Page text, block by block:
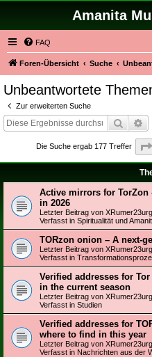
Amanita
FAQ
Foren-Übersicht Suche
Unbeantwortete
Zur erweiterten Suche
Suche
Die Suche ergab 177 Treffer
Active mirrors for TorZon
in 2026
Letzter Beitrag von
Verfasst in Spiritualität und
TORzon onion – A next-
Letzter Beitrag von
Verfasst in
Verified addresses for
in the current season
Letzter Beitrag von
Verfasst in Studien
Verified addresses for
where to find in this year
Letzter Beitrag von
Verfasst in Nachrichten aus der